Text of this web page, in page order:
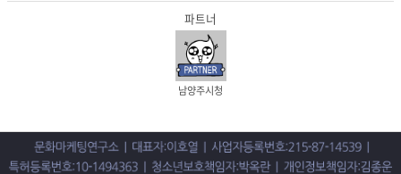
파트너
남양주시청